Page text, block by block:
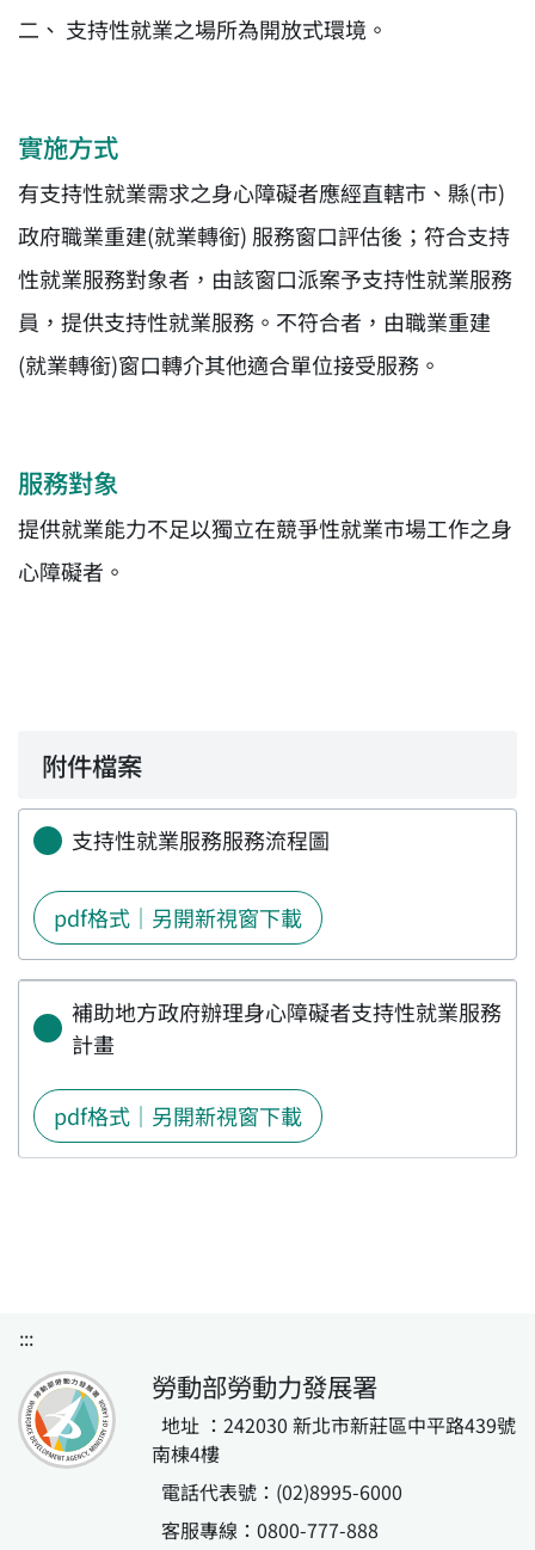
支持性就業之場所為開放式環境。
實施方式
有支持性就業需求之身心障礙者應經直轄市、縣(市)
政府職業重建(就業轉銜) 服務窗口評估後；符合支持
性就業服務對象者，由該窗口派案予支持性就業服務
員，提供支持性就業服務。不符合者，由職業重建
(就業轉銜)窗口轉介其他適合單位接受服務。
服務對象
提供就業能力不足以獨立在競爭性就業市場工作之身
心障礙者。
附件檔案
支持性就業服務服務流程圖
pdf格式｜另開新視窗下載
補助地方政府辦理身心障礙者支持性就業服務
計畫
pdf格式｜另開新視窗下載
:::
勞動部勞動力發展署
地址 ：242030 新北市新莊區中平路439號
南棟4樓
電話代表號：(02)8995-6000
客服專線：0800-777-888